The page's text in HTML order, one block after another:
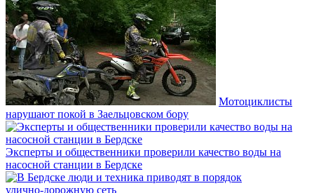
Мотоциклисты
нарушают покой в Заельцовском бору
Эксперты и общественники проверили качество воды на
насосной станции в Бердске